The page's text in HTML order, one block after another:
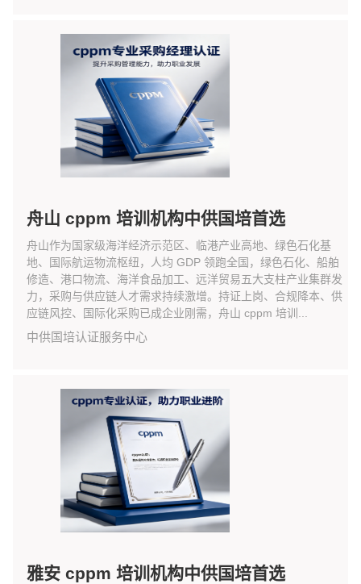
舟山 cppm 培训机构中供国培首选
舟山作为国家级海洋经济示范区、临港产业高地、绿色石化基
地、国际航运物流枢纽，人均 GDP 领跑全国，绿色石化、船舶
修造、港口物流、海洋食品加工、远洋贸易五大支柱产业集群发
力，采购与供应链人才需求持续激增。持证上岗、合规降本、供
应链风控、国际化采购已成企业刚需，舟山 cppm 培训...
中供国培认证服务中心
雅安 cppm 培训机构中供国培首选